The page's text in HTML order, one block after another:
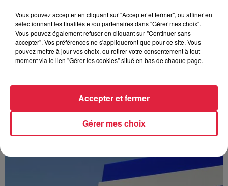
À Hoerdt, de l’eau brune sort des robinets
Depuis plusieurs jours, des habitants de Hoerdt ont vu de
l’eau brune s’écouler de leurs robinets. Face aux
nombreuses interrogations, la municipalité a pris...
Vous pouvez accepter en cliquant sur "Accepter et fermer", ou affiner en
sélectionnant les finalités et/ou partenaires dans "Gérer mes choix".
Vous pouvez également refuser en cliquant sur "Continuer sans
accepter". Vos préférences ne s'appliqueront que pour ce site. Vous
pouvez mettre à jour vos choix, ou retirer votre consentement à tout
moment via le lien "Gérer les cookies" situé en bas de chaque page.
Gérer mes choix
Accepter et fermer